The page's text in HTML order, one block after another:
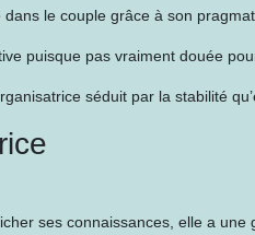
le couple grâce à son
puisque pas vraiment douée
séduit par la stabilité
ses connaissances, elle a une